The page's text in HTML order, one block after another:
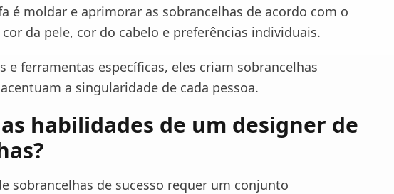
é moldar e aprimorar as sobrancelhas de acordo com o
da pele, cor do cabelo e preferências individuais.
e ferramentas específicas, eles criam sobrancelhas
a singularidade de cada pessoa.
habilidades de um designer de
sobrancelhas de sucesso requer um conjunto